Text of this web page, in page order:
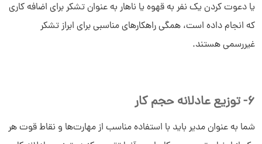
یا دعوت کردن یک نفر به قهوه یا ناهار به عنوان تشکر برای اضافه کاری
که انجام داده است، همگی راهکارهای مناسبی برای ابراز تشکر
غیررسمی هستند.
6- توزیع عادلانه حجم کار
شما به عنوان مدیر باید با استفاده مناسب از مهارت‌ها و نقاط قوت هر